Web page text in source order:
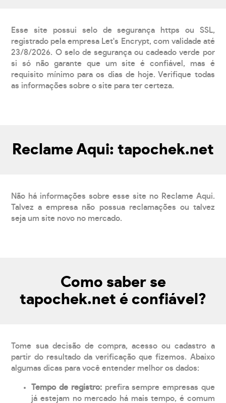
Esse site possui selo de segurança https ou SSL,
registrado pela empresa Let's Encrypt, com validade até
23/8/2026. O selo de segurança ou cadeado verde por
si só não garante que um site é confiável, mas é
requisito mínimo para os dias de hoje. Verifique todas
as informações sobre o site para ter certeza.
Reclame Aqui: tapochek.net
Não há informações sobre esse site no Reclame Aqui.
Talvez a empresa não possua reclamações ou talvez
seja um site novo no mercado.
Como saber se
tapochek.net é confiável?
Tome sua decisão de compra, acesso ou cadastro a
partir do resultado da verificação que fizemos. Abaixo
algumas dicas para você entender melhor os dados:
Tempo de registro: prefira sempre empresas que
já estejam no mercado há mais tempo, é comum